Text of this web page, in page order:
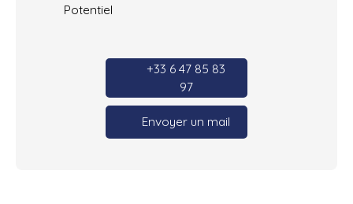
Potentiel
+33 6 47 85 83
97
Envoyer un mail